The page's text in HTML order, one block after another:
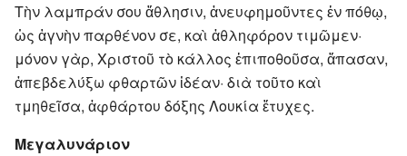
Τὴν λαμπράν σου ἄθλησιν, ἀνευφημοῦντες ἐν πόθῳ,
ὡς ἁγνὴν παρθένον σε, καὶ ἀθληφόρον τιμῶμεν·
μόνον γὰρ, Χριστοῦ τὸ κάλλος ἐπιποθοῦσα, ἅπασαν,
ἀπεβδελύξω φθαρτῶν ἰδέαν· διὰ τοῦτο καὶ
τμηθεῖσα, ἀφθάρτου δόξης Λουκία ἔτυχες.
Μεγαλυνάριον